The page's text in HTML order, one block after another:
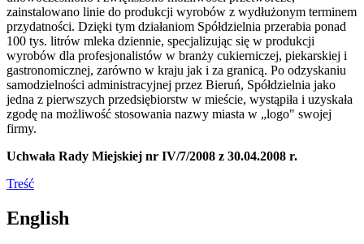
zainstalowano linie do produkcji wyrobów z wydłużonym terminem
przydatności. Dzięki tym działaniom Spółdzielnia przerabia ponad
100 tys. litrów mleka dziennie, specjalizując się w produkcji
wyrobów dla profesjonalistów w branży cukierniczej, piekarskiej i
gastronomicznej, zarówno w kraju jak i za granicą. Po odzyskaniu
samodzielności administracyjnej przez Bieruń, Spółdzielnia jako
jedna z pierwszych przedsiębiorstw w mieście, wystąpiła i uzyskała
zgodę na możliwość stosowania nazwy miasta w „logo" swojej
firmy.
Uchwała Rady Miejskiej nr IV/7/2008 z 30.04.2008 r.
Treść
English